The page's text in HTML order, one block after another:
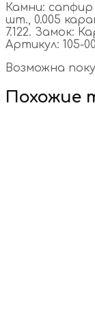
Камни:
шт., 0.005
7.122. Замок:
Артикул: 105-
Возможна
Похожие